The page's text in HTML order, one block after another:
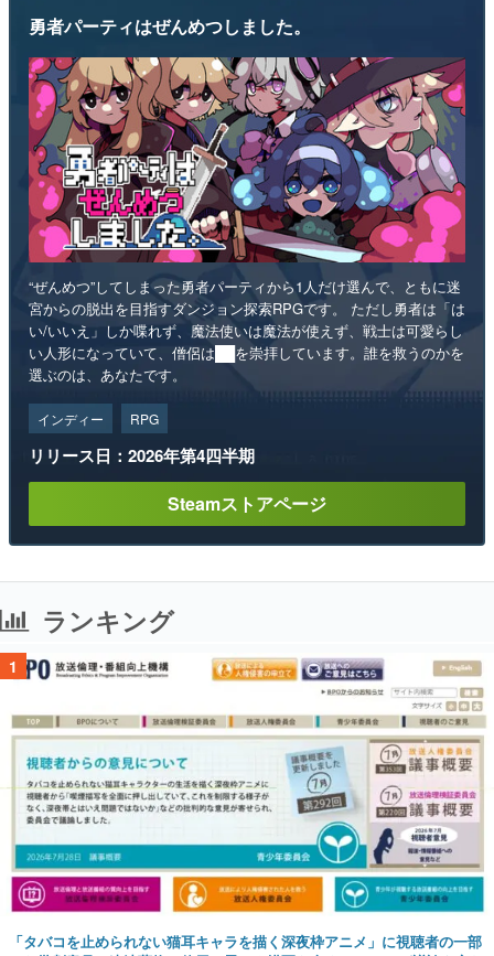
勇者パーティはぜんめつしました。
“ぜんめつ”してしまった勇者パーティから1人だけ選んで、ともに迷
宮からの脱出を目指すダンジョン探索RPGです。 ただし勇者は「は
い/いいえ」しか喋れず、魔法使いは魔法が使えず、戦士は可愛らし
い人形になっていて、僧侶は██を崇拝しています。誰を救うのかを
選ぶのは、あなたです。
インディー RPG
リリース日：2026年第4四半期
Steamストアページ
ランキング
1
「タバコを止められない猫耳キャラを描く深夜枠アニメ」に視聴者の一部